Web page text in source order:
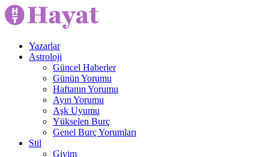
Yazarlar
Astroloji
Güncel Haberler
Günün Yorumu
Haftanın Yorumu
Ayın Yorumu
Aşk Uyumu
Yükselen Burç
Genel Burç Yorumları
Stil
Giyim